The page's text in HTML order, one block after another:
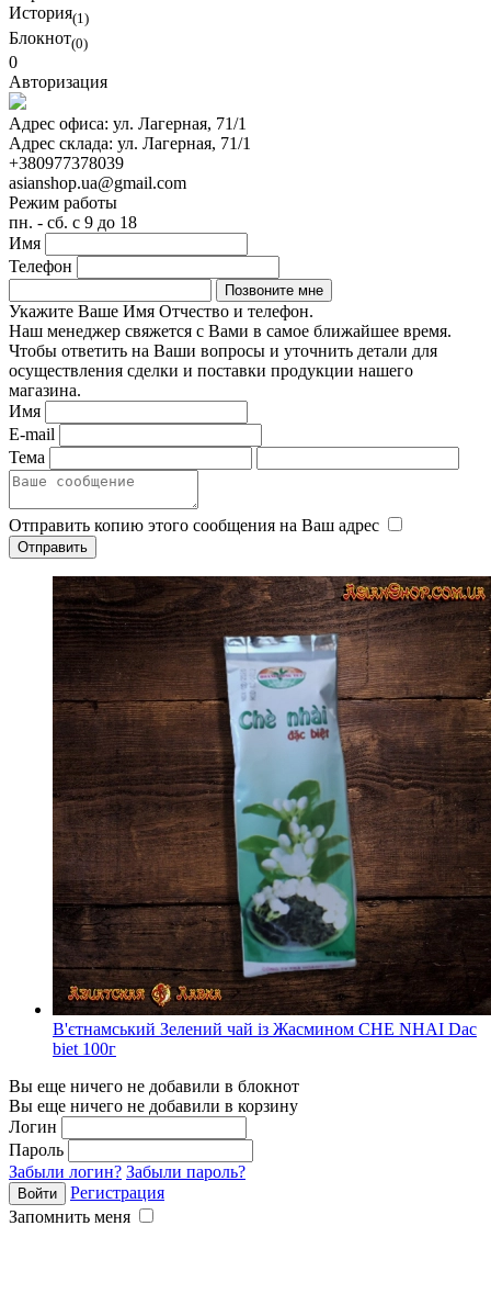
История(1)
Блокнот(0)
0
Авторизация
Адрес офиса: ул. Лагерная, 71/1
Адрес склада: ул. Лагерная, 71/1
+380977378039
asianshop.ua@gmail.com
Режим работы
пн. - сб. с 9 до 18
Имя
Телефон
Укажите Ваше Имя Отчество и телефон.
Наш менеджер свяжется с Вами в самое ближайшее время.
Чтобы ответить на Ваши вопросы и уточнить детали для
осуществления сделки и поставки продукции нашего
магазина.
Имя
E-mail
Тема
Отправить копию этого сообщения на Ваш адрес
В'єтнамський Зелений чай із Жасмином CHE NHAI Dac
biet 100г
Вы еще ничего не добавили в блокнот
Вы еще ничего не добавили в корзину
Логин
Пароль
Забыли логин? Забыли пароль?
Регистрация
Запомнить меня